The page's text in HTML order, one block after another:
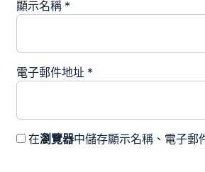
顯示名稱 *
電子郵件地址 *
在瀏覽器中儲存顯示名稱、電子郵